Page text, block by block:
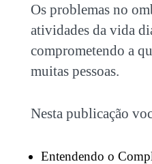
Os problemas no
atividades da vida
comprometendo a
muitas pessoas.
Nesta publicação
Entendendo o